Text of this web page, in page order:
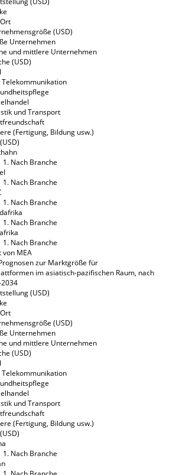
(USD)
Unternehmen
und mittlere Unternehmen
(USD)
Telekommunikation
und Transport
(Fertigung, Bildung usw.)
Nach Branche
Nach Branche
Nach Branche
Nach Branche
Nach Branche
von MEA
zur Marktgröße für
im asiatisch-pazifischen Raum, nach
(USD)
(USD)
Unternehmen
und mittlere Unternehmen
(USD)
Telekommunikation
und Transport
(Fertigung, Bildung usw.)
Nach Branche